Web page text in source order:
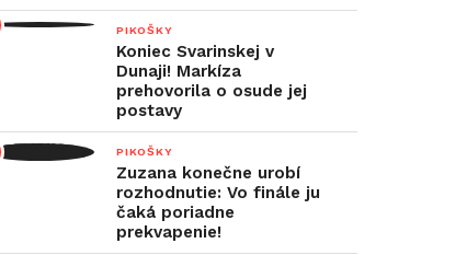
PIKOŠKY
Koniec Svarinskej v
Dunaji! Markíza
prehovorila o osude jej
postavy
PIKOŠKY
Zuzana konečne urobí
rozhodnutie: Vo finále ju
čaká poriadne
prekvapenie!